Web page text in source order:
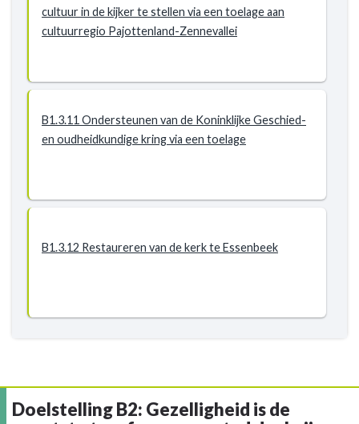
cultuur in de kijker te stellen via een toelage aan
cultuurregio Pajottenland-Zennevallei
B1.3.11 Ondersteunen van de Koninklijke Geschied-
en oudheidkundige kring via een toelage
B1.3.12 Restaureren van de kerk te Essenbeek
Doelstelling B2: Gezelligheid is de